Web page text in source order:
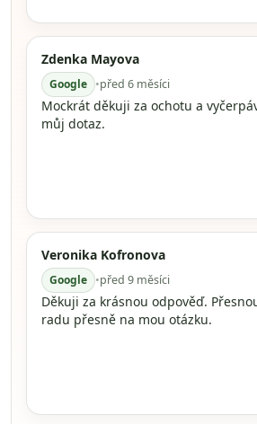
Zdenka Mayova
Google •před 6 měsíci
Mockrát děkuji za ochotu a
můj dotaz.
Veronika Kofronova
Google •před 9 měsíci
Děkuji za krásnou odpověď.
radu přesně na mou otázku.